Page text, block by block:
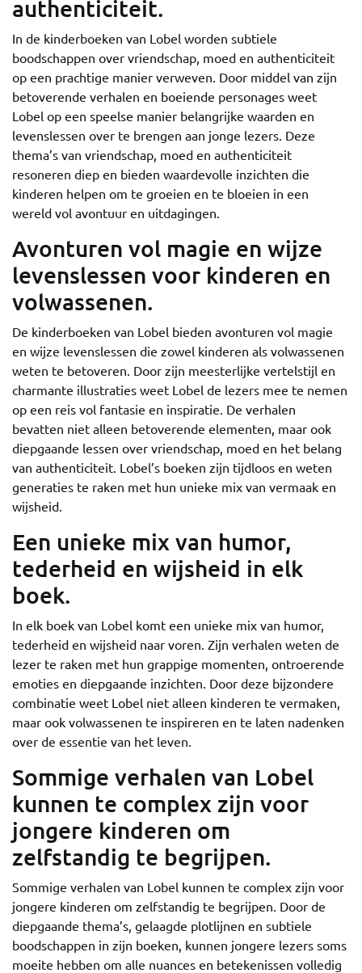
authenticiteit.
In de kinderboeken van Lobel worden subtiele
boodschappen over vriendschap, moed en authenticiteit
op een prachtige manier verweven. Door middel van zijn
betoverende verhalen en boeiende personages weet
Lobel op een speelse manier belangrijke waarden en
levenslessen over te brengen aan jonge lezers. Deze
thema’s van vriendschap, moed en authenticiteit
resoneren diep en bieden waardevolle inzichten die
kinderen helpen om te groeien en te bloeien in een
wereld vol avontuur en uitdagingen.
Avonturen vol magie en wijze
levenslessen voor kinderen en
volwassenen.
De kinderboeken van Lobel bieden avonturen vol magie
en wijze levenslessen die zowel kinderen als volwassenen
weten te betoveren. Door zijn meesterlijke vertelstijl en
charmante illustraties weet Lobel de lezers mee te nemen
op een reis vol fantasie en inspiratie. De verhalen
bevatten niet alleen betoverende elementen, maar ook
diepgaande lessen over vriendschap, moed en het belang
van authenticiteit. Lobel’s boeken zijn tijdloos en weten
generaties te raken met hun unieke mix van vermaak en
wijsheid.
Een unieke mix van humor,
tederheid en wijsheid in elk
boek.
In elk boek van Lobel komt een unieke mix van humor,
tederheid en wijsheid naar voren. Zijn verhalen weten de
lezer te raken met hun grappige momenten, ontroerende
emoties en diepgaande inzichten. Door deze bijzondere
combinatie weet Lobel niet alleen kinderen te vermaken,
maar ook volwassenen te inspireren en te laten nadenken
over de essentie van het leven.
Sommige verhalen van Lobel
kunnen te complex zijn voor
jongere kinderen om
zelfstandig te begrijpen.
Sommige verhalen van Lobel kunnen te complex zijn voor
jongere kinderen om zelfstandig te begrijpen. Door de
diepgaande thema’s, gelaagde plotlijnen en subtiele
boodschappen in zijn boeken, kunnen jongere lezers soms
moeite hebben om alle nuances en betekenissen volledig